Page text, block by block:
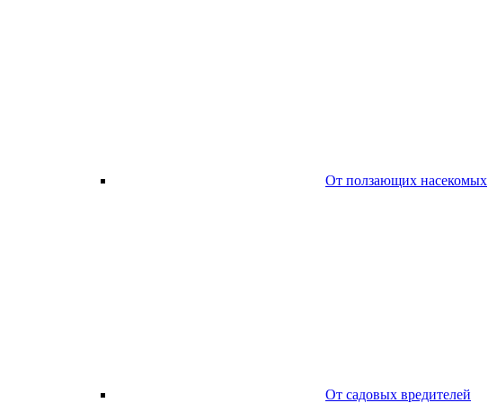
От ползающих насекомых
От садовых вредителей